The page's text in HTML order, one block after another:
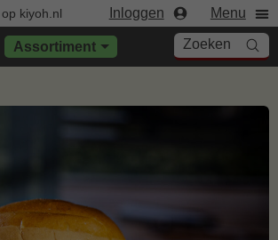
op kiyoh.nl Inloggen Menu
Assortiment Zoeken